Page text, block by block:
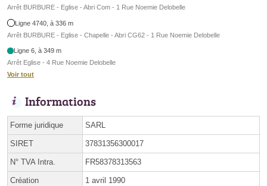
Arrêt BURBURE - Eglise - Abri Com - 1 Rue Noemie Delobelle
Ligne 4740, à 336 m
Arrêt BURBURE - Eglise - Chapelle - Abri CG62 - 1 Rue Noemie Delobelle
Ligne 6, à 349 m
Arrêt Eglise - 4 Rue Noemie Delobelle
Voir tout
Informations
Forme juridique SARL
SIRET 37831356300017
N° TVA Intra. FR58378313563
Création 1 avril 1990